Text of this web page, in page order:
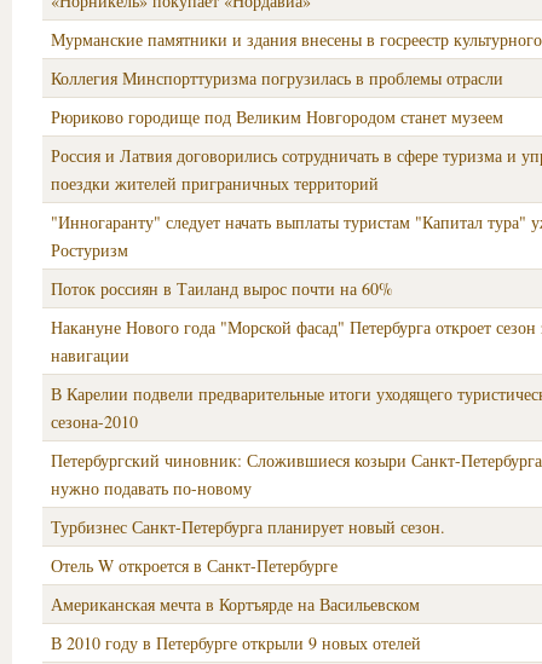
Мурманские памятники и здания внесены в госреестр
Коллегия Минспорттуризма погрузилась в проблемы отрасли
Рюриково городище под Великим Новгородом станет музеем
Россия и Латвия договорились сотрудничать в сфере туризма и
поездки жителей приграничных территорий
"Инногаранту" следует начать выплаты туристам "Капитал тура"
Ростуризм
Поток россиян в Таиланд вырос почти на 60%
Накануне Нового года "Морской фасад" Петербурга откроет
навигации
В Карелии подвели предварительные итоги уходящего
сезона-2010
Петербургский чиновник: Сложившиеся козыри Санкт-
нужно подавать по-новому
Турбизнес Санкт-Петербурга планирует новый сезон.
Отель W откроется в Санкт-Петербурге
Американская мечта в Кортъярде на Васильевском
В 2010 году в Петербурге открыли 9 новых отелей